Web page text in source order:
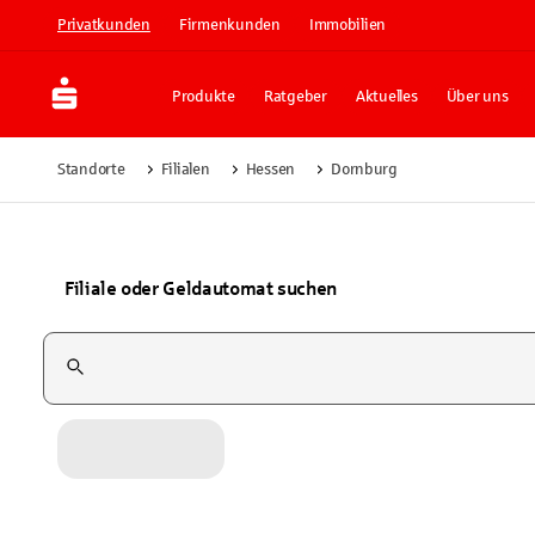
Privatkunden Firmenkunden Immobilien
Produkte Ratgeber Aktuelles Über uns
Standorte Filialen Hessen Dornburg
Filiale oder Geldautomat suchen
Suchfeld